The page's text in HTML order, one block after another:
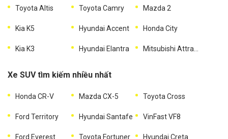
Toyota Altis Toyota Camry Mazda 2
Kia K5 Hyundai Accent Honda City
Kia K3 Hyundai Elantra Mitsubishi Attrage
Xe SUV tìm kiếm nhiều nhất
Honda CR-V Mazda CX-5 Toyota Cross
Ford Territory Hyundai Santafe VinFast VF8
Ford Everest Toyota Fortuner Hyundai Creta